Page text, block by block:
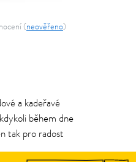
(neověřeno)
a kadeřavé
během dne
tak pro radost